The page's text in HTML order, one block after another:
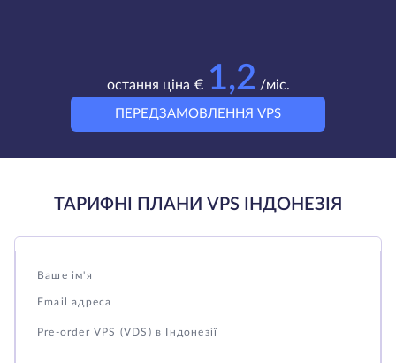
остання ціна € 1,2 /міс.
ПЕРЕДЗАМОВЛЕННЯ VPS
ТАРИФНІ ПЛАНИ VPS ІНДОНЕЗІЯ